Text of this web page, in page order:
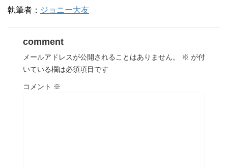
執筆者： ジョニー大友
comment
メールアドレスが公開されることはありません。 ※ が付
いている欄は必須項目です
コメント ※